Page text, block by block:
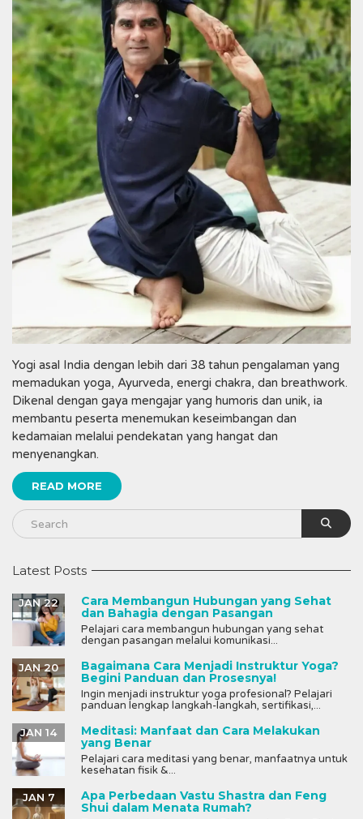
Yogi asal India dengan lebih dari 38 tahun pengalaman yang
memadukan yoga, Ayurveda, energi chakra, dan breathwork.
Dikenal dengan gaya mengajar yang humoris dan unik, ia
membantu peserta menemukan keseimbangan dan
kedamaian melalui pendekatan yang hangat dan
menyenangkan.
READ MORE
Latest Posts
Cara Membangun Hubungan yang Sehat
dan Bahagia dengan Pasangan
JAN 22
Pelajari cara membangun hubungan yang sehat
dengan pasangan melalui komunikasi...
Bagaimana Cara Menjadi Instruktur Yoga?
Begini Panduan dan Prosesnya!
JAN 20
Ingin menjadi instruktur yoga profesional? Pelajari
panduan lengkap langkah-langkah, sertifikasi,...
Meditasi: Manfaat dan Cara Melakukan
yang Benar
JAN 14
Pelajari cara meditasi yang benar, manfaatnya untuk
kesehatan fisik &...
Apa Perbedaan Vastu Shastra dan Feng
Shui dalam Menata Rumah?
JAN 7